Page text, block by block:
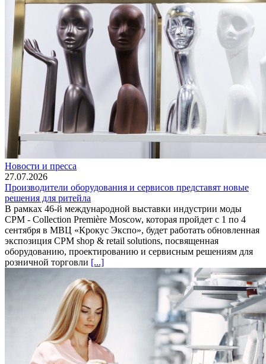
Новости и пресса
27.07.2026
Производители оборудования и сервисов представят новые
решения для ритейла
В рамках 46-й международной выставки индустрии моды
CPM - Collection Première Moscow, которая пройдет с 1 по 4
сентября в МВЦ «Крокус Экспо», будет работать обновленная
экспозиция CPM shop & retail solutions, посвященная
оборудованию, проектированию и сервисным решениям для
розничной торговли [...]